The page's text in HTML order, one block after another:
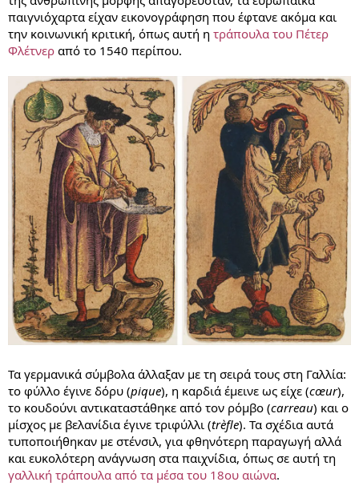
παιγνιόχαρτα είχαν εικονογράφηση που έφτανε ακόμα και
την κοινωνική κριτική, όπως αυτή η τράπουλα του Πέτερ
Φλέτνερ από το 1540 περίπου.
Τα γερμανικά σύμβολα άλλαξαν με τη σειρά τους στη Γαλλία:
το φύλλο έγινε δόρυ (pique), η καρδιά έμεινε ως είχε (cœur),
το κουδούνι αντικαταστάθηκε από τον ρόμβο (carreau) και ο
μίσχος με βελανίδια έγινε τριφύλλι (trèfle). Τα σχέδια αυτά
τυποποιήθηκαν με στένσιλ, για φθηνότερη παραγωγή αλλά
και ευκολότερη ανάγνωση στα παιχνίδια, όπως σε αυτή τη
γαλλική τράπουλα από τα μέσα του 18ου αιώνα.